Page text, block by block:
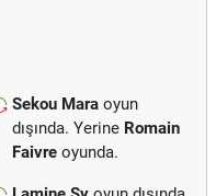
Sekou Mara oyun
dışında. Yerine Romain
Faivre oyunda.